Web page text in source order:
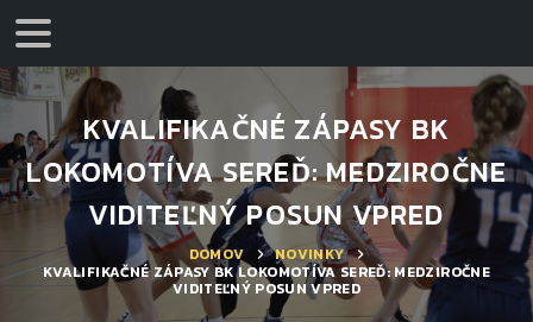
KVALIFIKAČNÉ ZÁPASY BK
LOKOMOTÍVA SEREĎ: MEDZIROČNE
VIDITEĽNÝ POSUN VPRED
DOMOV
NOVINKY
KVALIFIKAČNÉ ZÁPASY BK LOKOMOTÍVA SEREĎ: MEDZIROČNE
VIDITEĽNÝ POSUN VPRED